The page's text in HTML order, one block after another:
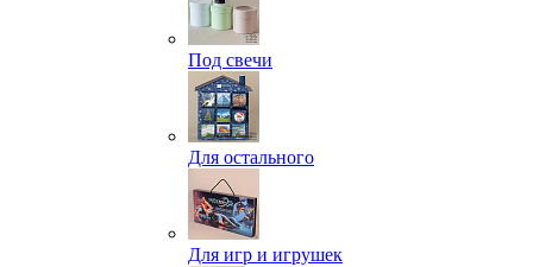
Под свечи
Для остального
Для игр и игрушек